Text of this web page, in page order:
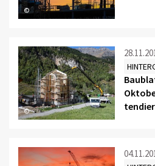
©
©